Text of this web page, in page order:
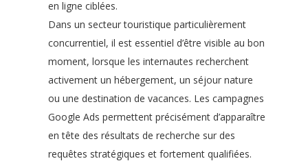
en ligne ciblées.
Dans un secteur touristique particulièrement
concurrentiel, il est essentiel d’être visible au bon
moment, lorsque les internautes recherchent
activement un hébergement, un séjour nature
ou une destination de vacances. Les campagnes
Google Ads permettent précisément d’apparaître
en tête des résultats de recherche sur des
requêtes stratégiques et fortement qualifiées.